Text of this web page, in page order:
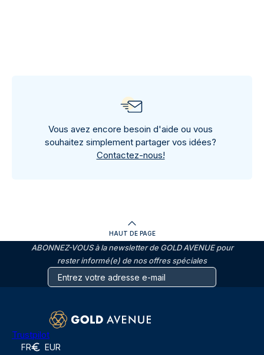
Vous avez encore besoin d'aide ou vous
souhaitez simplement partager vos idées?
Contactez-nous!
HAUT DE PAGE
ABONNEZ-VOUS à la newsletter de GOLD AVENUE pour
rester informé(e) de nos offres spéciales
Trustpilot
FR EUR